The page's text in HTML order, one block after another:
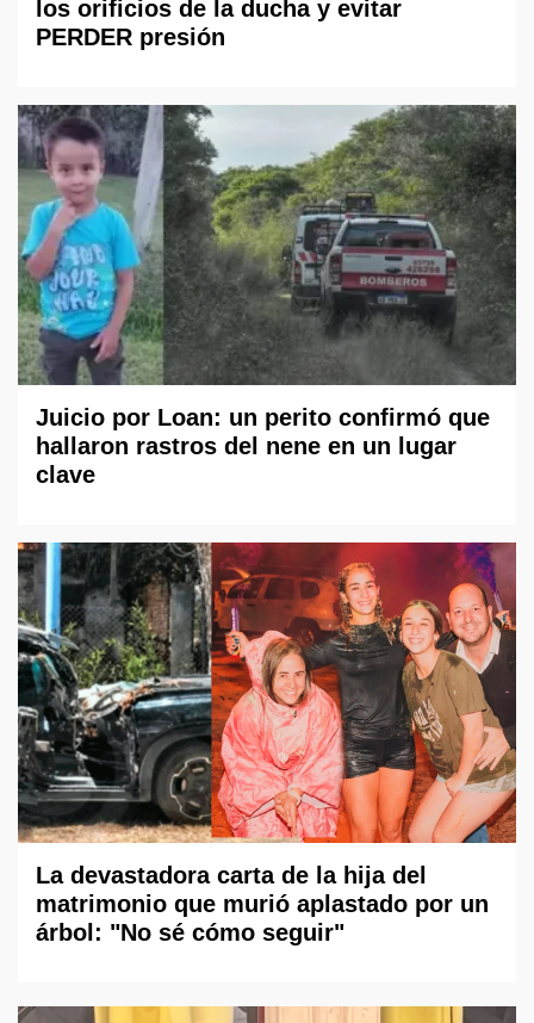
los orificios de la ducha y evitar
PERDER presión
Juicio por Loan: un perito confirmó que
hallaron rastros del nene en un lugar
clave
La devastadora carta de la hija del
matrimonio que murió aplastado por un
árbol: "No sé cómo seguir"